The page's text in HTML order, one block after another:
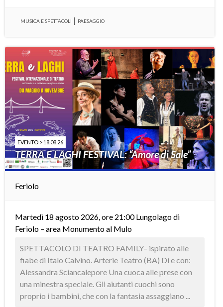
MUSICA E SPETTACOLI PAESAGGIO
EVENTO > 18.08.26
TERRA E LAGHI FESTIVAL: “Amore di Sale”
Feriolo
Martedì 18 agosto 2026, ore 21:00 Lungolago di
Feriolo – area Monumento al Mulo
SPETTACOLO DI TEATRO FAMILY– ispirato alle
fiabe di Italo Calvino. Arterie Teatro (BA) Di e con:
Alessandra Sciancalepore Una cuoca alle prese con
una minestra speciale. Gli aiutanti cuochi sono
proprio i bambini, che con la fantasia assaggiano ...